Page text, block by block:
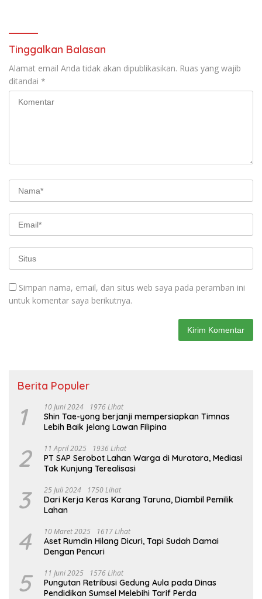
Tinggalkan Balasan
Alamat email Anda tidak akan dipublikasikan. Ruas yang wajib
ditandai *
Simpan nama, email, dan situs web saya pada peramban ini
untuk komentar saya berikutnya.
Berita Populer
1 10 Juni 2024 1976 Lihat
Shin Tae-yong berjanji mempersiapkan Timnas
Lebih Baik jelang Lawan Filipina
2 11 April 2025 1936 Lihat
PT SAP Serobot Lahan Warga di Muratara, Mediasi
Tak Kunjung Terealisasi
3 25 Juli 2024 1750 Lihat
Dari Kerja Keras Karang Taruna, Diambil Pemilik
Lahan
4 10 Maret 2025 1617 Lihat
Aset Rumdin Hilang Dicuri, Tapi Sudah Damai
Dengan Pencuri
5 11 Juni 2025 1576 Lihat
Pungutan Retribusi Gedung Aula pada Dinas
Pendidikan Sumsel Melebihi Tarif Perda